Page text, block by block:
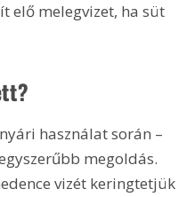
elő melegvizet, ha süt
használat során –
megoldás.
vizét keringtetjük